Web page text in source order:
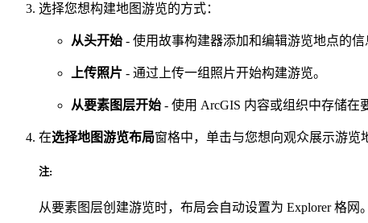
选择您想构建地图游览的方式：
从头开始 - 使用故事构建器添加和编辑游览地点的信
上传照片 - 通过上传一组照片开始构建游览。
从要素图层开始 - 使用 ArcGIS 内容或组织中存储
在选择地图游览布局窗格中，单击与您想向观众展示游览
注:
从要素图层创建游览时，布局会自动设置为 Explorer 格网